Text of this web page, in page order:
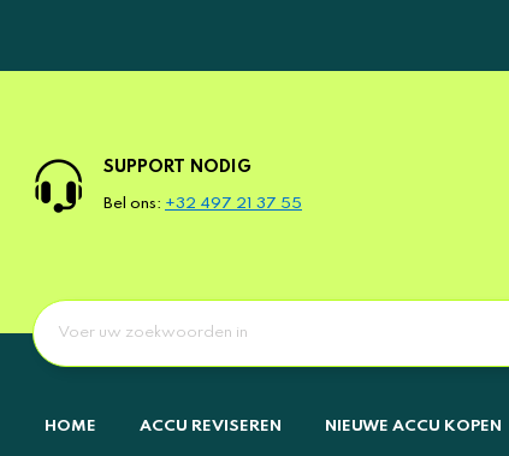
SUPPORT NODIG
Bel ons: +32 497 21 37 55
HOME ACCU REVISEREN NIEUWE ACCU KOPEN